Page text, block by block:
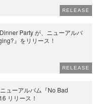
RELEASE
Party が、ニューアルバ
』をリリース！
RELEASE
ューアルバム『No Bad
リリース！